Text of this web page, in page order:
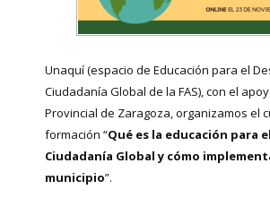
Unaquí (espacio de Educación para el
Ciudadanía Global de la FAS), con el
Provincial de Zaragoza, organizamos el
formación “Qué es la educación para
Ciudadanía Global y cómo
municipio”.